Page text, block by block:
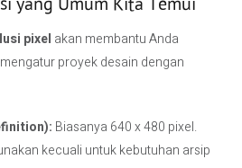
pixel akan membantu Anda
proyek desain dengan
Biasanya 640 x 480 pixel.
kecuali untuk kebutuhan arsip